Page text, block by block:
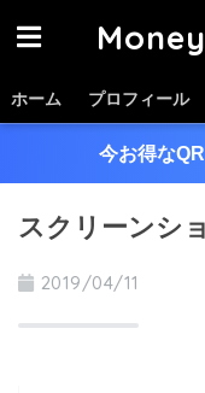
ホーム プロフィール
今お得な
スクリーンシ
2019/04/11